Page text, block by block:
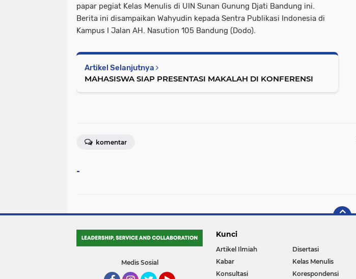
papar pegiat Kelas Menulis di UIN Sunan Gunung Djati Bandung ini.
Berita ini disampaikan Wahyudin kepada Sentra Publikasi Indonesia di
Kampus I Jalan AH. Nasution 105 Bandung (Dodo).
Artikel Selanjutnya
MAHASISWA SIAP PRESENTASI MAKALAH DI KONFERENSI
komentar
-
Medis Sosial
Kunci
Artikel Ilmiah Disertasi
Kabar
Kelas Menulis
Konsultasi
Korespondensi